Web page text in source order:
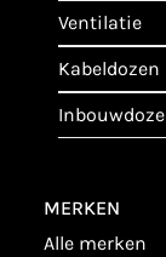
ventilatie
kabeldozen
MERKEN
alle merken